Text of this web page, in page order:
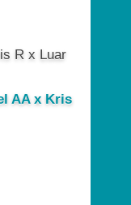
AA x Kris